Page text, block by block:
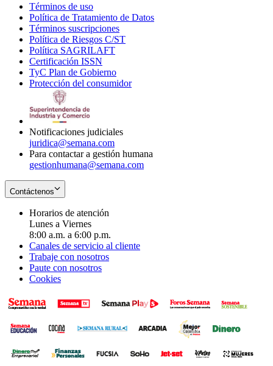
Términos de uso
in
new
window
Política de Tratamiento de Datos
Términos suscripciones
in
Política de Riesgos C/ST
Política SAGRILAFT
new
window
Certificación ISSN
in
new
TyC Plan de Gobierno
in
Protección del consumidorOpens
Notificaciones judiciales
juridica@semana.com
Para contactar a gestión humana
gestionhumana@semana.com
Contáctenos
Horarios de atención
Lunes a Viernes
8:00 a.m. a 6:00 p.m.
Canales de servicio al cliente
Trabaje con nosotros
Paute con nosotros
Cookies